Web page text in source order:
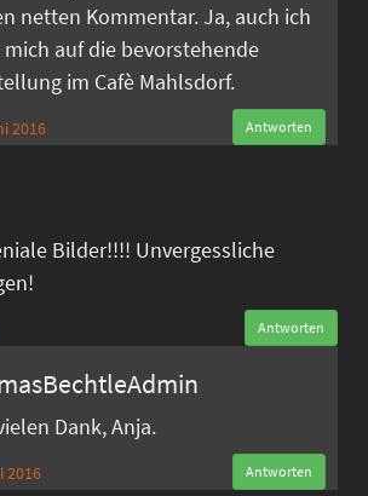
netten Kommentar. Ja, auch ich
auf die bevorstehende
im Cafè Mahlsdorf.
2016 Antworten
Bilder!!!! Unvergessliche
Antworten
Dank, Anja.
2016 Antworten